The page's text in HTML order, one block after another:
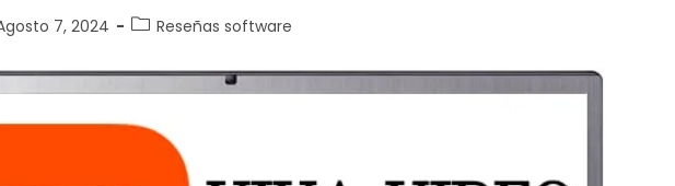
7, 2024 Reseñas software